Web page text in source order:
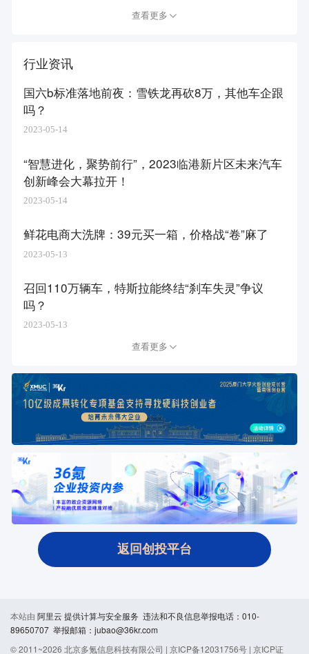
查看更多
行业资讯
国六b标准落地前夜：雪铁龙再砍8万，其他车企跟
吗？
2023-05-14
“智慧进化，聚势前行”，2023临港新片区未来汽车
创新峰会大幕拉开！
2023-05-14
鲜花电商大洗牌：39元买一箱，价格战“卷”麻了
2023-05-13
召回110万辆车，特斯拉能终结“刹车失灵”争议
吗？
2023-05-13
查看更多
返回创投平台
本站由 阿里云 提供计算与安全服务 违法和不良信息举报电话：010-
89650707 举报邮箱：jubao@36kr.com
© 2011~2026 北京多氪信息科技有限公司 | 京ICP备12031756号 | 京ICP证